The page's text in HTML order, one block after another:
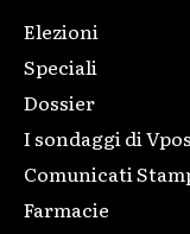
Elezioni
Speciali
Dossier
I sondaggi di
Comunicati
Farmacie